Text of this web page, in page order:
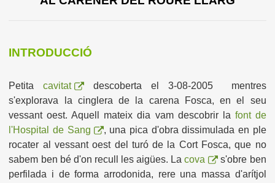
INTRODUCCIÓ
Petitacavitat
descoberta el 3-08-2005 mentres
s'explorava la cinglera de la carena Fosca, en el seu
vessant oest. Aquell mateix dia vam descobrir la font de
l'Hospital de Sang
, una pica d'obra dissimulada en ple
rocater al vessant oest del turó de la Cort Fosca, que no
sabem ben bé d'on recull les aigües. Lacova
s'obre ben
perfilada i de forma arrodonida, rere una massa d'arítjol